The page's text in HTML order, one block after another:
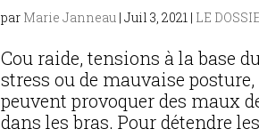
par Marie Janneau |Juil 3, 2021 | LE
Cou raide, tensions à la base
stress ou de mauvaise
peuvent provoquer des maux
dans les bras. Pour détendre